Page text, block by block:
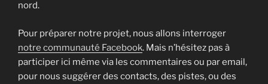
nord.
Pour préparer notre projet, nous allons interroger
notre communauté Facebook. Mais n’hésitez pas à
participer ici même via les commentaires ou par email,
pour nous suggérer des contacts, des pistes, ou des